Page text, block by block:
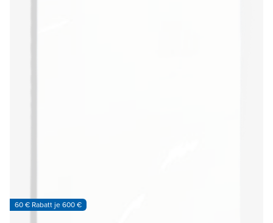
60 € Rabatt je 600 €